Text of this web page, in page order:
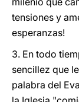
tensiones y
esperanzas!
3. En todo
sencillez que
palabra del